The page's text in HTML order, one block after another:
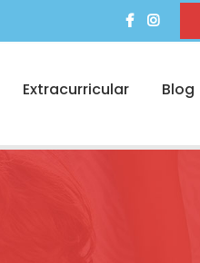
Extracurricular Blog